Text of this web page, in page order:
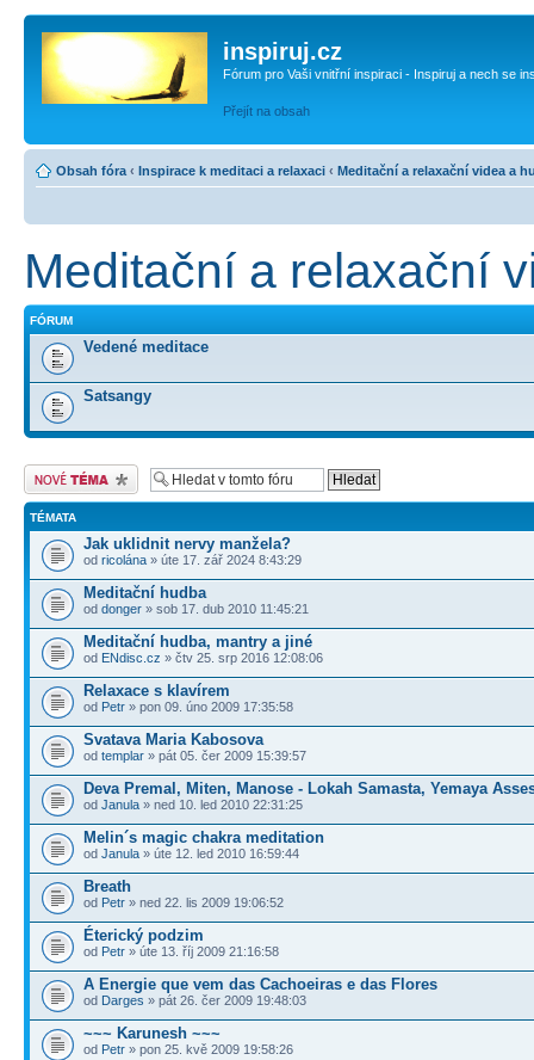
inspiruj.cz
Fórum pro Vaši vnitřní inspiraci - Inspiruj a nech se
Přejít na obsah
Obsah fóra ‹ Inspirace k meditaci a relaxaci ‹ Meditační a relaxační videa a
Meditační a relaxační
FÓRUM
Vedené meditace
Satsangy
Odeslat nové téma
TÉMATA
Jak uklidnit nervy manžela?
od ricolána » úte 17. zář 2024 8:43:29
Meditační hudba
od donger » sob 17. dub 2010 11:45:21
Meditační hudba, mantry a jiné
od ENdisc.cz » čtv 25. srp 2016 12:08:06
Relaxace s klavírem
od Petr » pon 09. úno 2009 17:35:58
Svatava Maria Kabosova
od templar » pát 05. čer 2009 15:39:57
Deva Premal, Miten, Manose - Lokah Samasta, Yemaya
od Janula » ned 10. led 2010 22:31:25
Melin´s magic chakra meditation
od Janula » úte 12. led 2010 16:59:44
Breath
od Petr » ned 22. lis 2009 19:06:52
Éterický podzim
od Petr » úte 13. říj 2009 21:16:58
A Energie que vem das Cachoeiras e das Flores
od Darges » pát 26. čer 2009 19:48:03
~~~ Karunesh ~~~
od Petr » pon 25. kvě 2009 19:58:26